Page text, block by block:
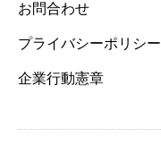
お問合わせ
プライバシーポリシー
企業行動憲章